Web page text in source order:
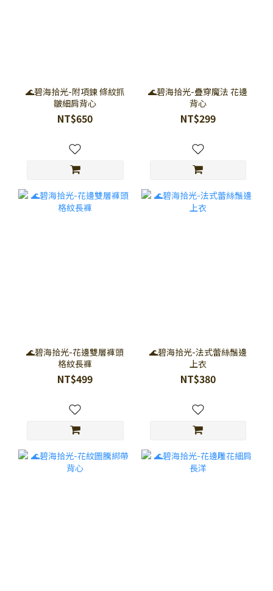
🌊碧海拾光-附項鍊 條紋抓
皺細肩背心
NT$650
🌊碧海拾光-疊穿魔法 花邊
背心
NT$299
🌊碧海拾光-花邊雙層褲頭
格紋長褲
NT$499
🌊碧海拾光-法式蕾絲鬚邊
上衣
NT$380